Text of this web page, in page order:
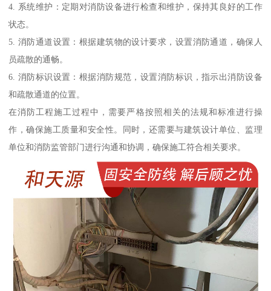
4. 系统维护：定期对消防设备进行检查和维护，保持其良好的工作
状态。
5. 消防通道设置：根据建筑物的设计要求，设置消防通道，确保人
员疏散的通畅。
6. 消防标识设置：根据消防规范，设置消防标识，指示出消防设备
和疏散通道的位置。
在消防工程施工过程中，需要严格按照相关的法规和标准进行操
作，确保施工质量和安全性。同时，还需要与建筑设计单位、监理
单位和消防监管部门进行沟通和协调，确保施工符合相关要求。